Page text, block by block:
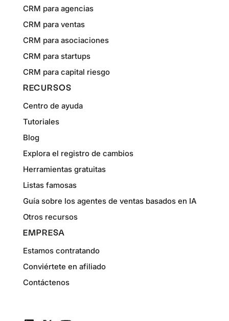
CRM para agencias
CRM para ventas
CRM para asociaciones
CRM para startups
CRM para capital riesgo
RECURSOS
Centro de ayuda
Tutoriales
Blog
Explora el registro de cambios
Herramientas gratuitas
Listas famosas
Guía sobre los agentes de ventas basados en IA
Otros recursos
EMPRESA
Estamos contratando
Conviértete en afiliado
Contáctenos